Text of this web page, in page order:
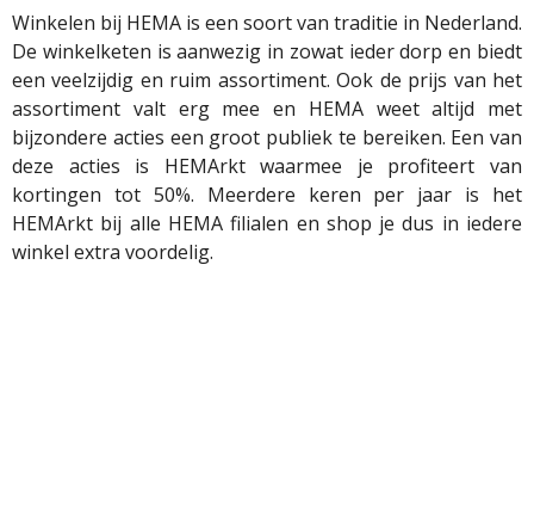
Winkelen bij HEMA is een soort van traditie in Nederland.
De winkelketen is aanwezig in zowat ieder dorp en biedt
een veelzijdig en ruim assortiment. Ook de prijs van het
assortiment valt erg mee en HEMA weet altijd met
bijzondere acties een groot publiek te bereiken. Een van
deze acties is HEMArkt waarmee je profiteert van
kortingen tot 50%. Meerdere keren per jaar is het
HEMArkt bij alle HEMA filialen en shop je dus in iedere
winkel extra voordelig.